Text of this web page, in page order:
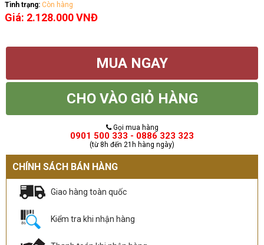
Tình trạng: Còn hàng
Giá: 2.128.000 VNĐ
MUA NGAY
CHO VÀO GIỎ HÀNG
Gọi mua hàng
0901 500 333 - 0886 323 323
(từ 8h đến 21h hàng ngày)
CHÍNH SÁCH BÁN HÀNG
Giao hàng toàn quốc
Kiểm tra khi nhận hàng